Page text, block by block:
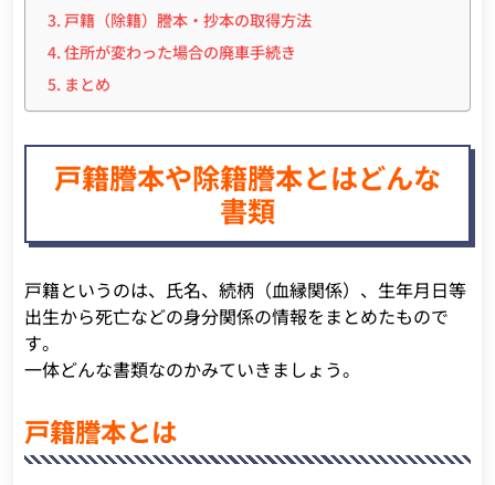
戸籍（除籍）謄本・抄本の取得方法
住所が変わった場合の廃車手続き
まとめ
戸籍謄本や除籍謄本とはどんな
書類
戸籍というのは、氏名、続柄（血縁関係）、生年月日等
出生から死亡などの身分関係の情報をまとめたもので
す。
一体どんな書類なのかみていきましょう。
戸籍謄本とは